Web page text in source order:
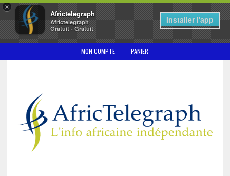
×
Africtelegraph
Africtelegraph
Gratuit - Gratuit
Installer l'app
MON COMPTE PANIER